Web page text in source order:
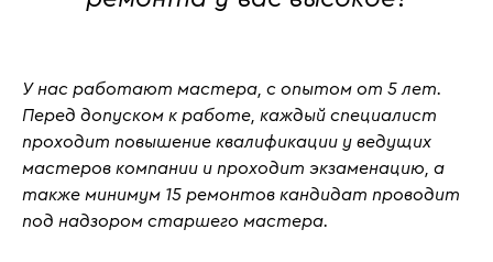
У нас работают мастера, с опытом от 5 лет.
Перед допуском к работе, каждый специалист
проходит повышение квалификации у ведущих
мастеров компании и проходит экзаменацию , а
также минимум 15 ремонтов кандидат проводит
под надзором старшего мастера.